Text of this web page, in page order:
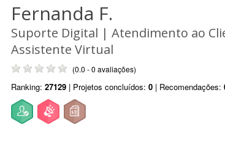
Fernanda F.
Suporte Digital | Atendimento ao
Assistente Virtual
(0.0 - 0 avaliações)
Ranking: 27129 | Projetos concluídos: 0 | Recomendações: